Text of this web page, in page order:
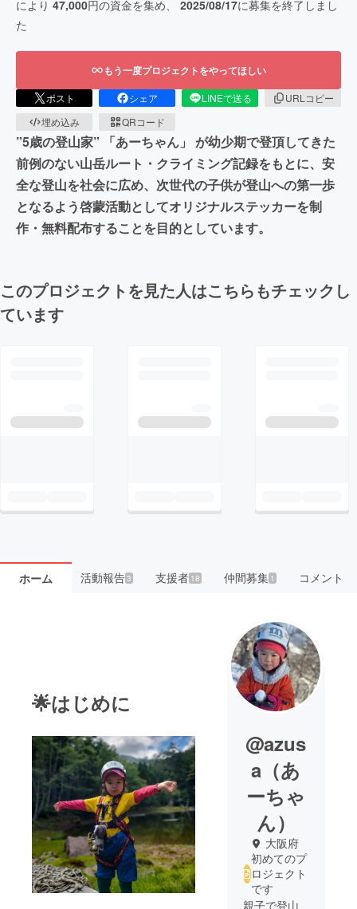
により 47,000円の資金を集め、 2025/08/17に募集を終了しまし
た
もう一度プロジェクトをやってほしい
ポスト シェア LINEで送る
URLコピー
埋め込み
QRコード
”5歳の登山家” 「あーちゃん」 が幼少期で登頂してきた
前例のない山岳ルート・クライミング記録をもとに、安
全な登山を社会に広め、次世代の子供が登山への第一歩
となるよう啓蒙活動としてオリジナルステッカーを制
作・無料配布することを目的としています。
このプロジェクトを見た人はこちらもチェックし
ています
ホーム 活動報告3 支援者 18 仲間募集 1 コメント
🌟はじめに
@azus
a（あ
ーちゃ
ん）
大阪府
初めてのプ
ロジェクト
です
親子で登山